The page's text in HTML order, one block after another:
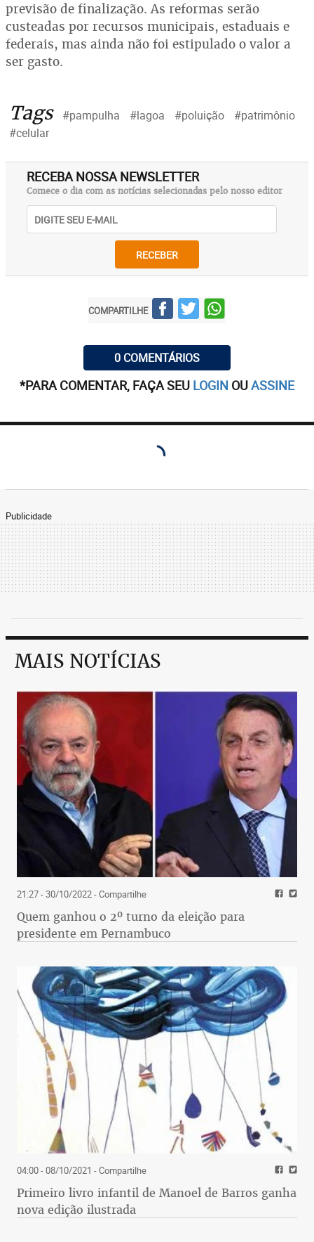
previsão de finalização. As reformas serão
custeadas por recursos municipais, estaduais e
federais, mas ainda não foi estipulado o valor a
ser gasto.
Tags #pampulha #lagoa #poluição
#patrimônio
#celular
RECEBA NOSSA NEWSLETTER
Comece o dia com as notícias selecionadas pelo nosso editor
RECEBER
COMPARTILHE
0 COMENTÁRIOS
*PARA COMENTAR, FAÇA SEU LOGIN OUASSINE
Publicidade
MAIS NOTÍCIAS
21:27 - 30/10/2022- Compartilhe
Quem ganhou o 2º turno da eleição para
presidente em Pernambuco
04:00 - 08/10/2021 - Compartilhe
Primeiro livro infantil de Manoel de Barros ganha
nova edição ilustrada